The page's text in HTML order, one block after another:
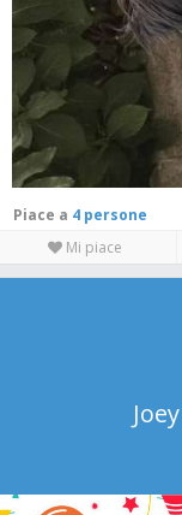
Piace a
4 persone
Mi piace